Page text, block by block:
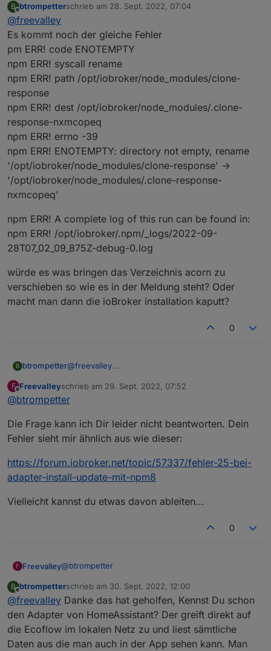
Versuchs mal so auf der Console:
npm i iobroker.ecoflow
So hat es bei mir geklappt. Ich konnte danach den
Adapter über die GUI finden und installieren.
B
Offline
btrompetterschrieb am 28. Sept. 2022, 07:04
zuletzt editiert von
@freevalley
Es kommt noch der gleiche Fehler
pm ERR! code ENOTEMPTY
npm ERR! syscall rename
npm ERR! path /opt/iobroker/node_modules/clone-
response
npm ERR! dest /opt/iobroker/node_modules/.clone-
response-nxmcopeq
npm ERR! errno -39
npm ERR! ENOTEMPTY: directory not empty, rename
'/opt/iobroker/node_modules/clone-response' ->
'/opt/iobroker/node_modules/.clone-response-
nxmcopeq'
npm ERR! A complete log of this run can be found in:
npm ERR! /opt/iobroker/.npm/_logs/2022-09-
28T07_02_09_875Z-debug-0.log
würde es was bringen das Verzeichnis acorn zu
verschieben so wie es in der Meldung steht? Oder
macht man dann die ioBroker installation kaputt?
0
B btrompetter@freevalley
pm ERR! code ENOTEMPTY
npm ERR! syscall rename
/opt/iobroker/node_modules/clone-response
npm ERR! dest
nxmcopeq
npm ERR! errno -39
npm ERR! ENOTEMPTY: directory not empty,
response' -> '/opt/iobroker/node_modules/.clone-
npm ERR! A complete log of this run can be found
in:
28T07_02_09_875Z-debug-0.log
verschieben so wie es in der Meldung steht?
Oder macht man dann die ioBroker installation
F
Offline
Freevalleyschrieb am 29. Sept. 2022, 07:52
zuletzt editiert von
@btrompetter
Die Frage kann ich Dir leider nicht beantworten. Dein
Fehler sieht mir ähnlich aus wie dieser:
https://forum.iobroker.net/topic/57337/fehler-25-bei-
adapter-install-update-mit-npm8
Vielleicht kannst du etwas davon ableiten...
0
F Freevalley@btrompetter
Die Frage kann ich Dir leider nicht beantworten.
Dein Fehler sieht mir ähnlich aus wie dieser:
https://forum.iobroker.net/topic/57337/fehler-25-
bei-adapter-install-update-mit-npm8
Vielleicht kannst du etwas davon ableiten...
B
Offline
btrompetterschrieb am 30. Sept. 2022, 12:00
zuletzt editiert von
@freevalley Danke das hat geholfen, Kennst Du schon
den Adapter von HomeAssistant? Der greift direkt auf
die Ecoflow im lokalen Netz zu und liest sämtliche
Daten aus die man auch in der App sehen kann. Man